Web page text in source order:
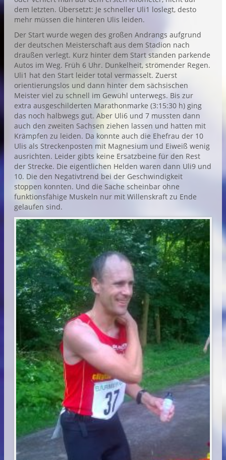
dem letzten. Übersetzt: Je schneller Uli1 loslegt, desto
mehr müssen die hinteren Ulis leiden.
Der Start wurde wegen des großen Andrangs aufgrund
der deutschen Meisterschaft aus dem Stadion nach
draußen verlegt. Kurz hinter dem Start standen parkende
Autos im Weg. Früh 6 Uhr. Dunkelheit, strömender Regen.
Uli1 hat den Start leider total vermasselt. Zuerst
orientierungslos und dann hinter dem sächsischen
Meister viel zu schnell im Gewühl unterwegs. Bis zur
extra ausgeschilderten Marathonmarke (3:15:30 h) ging
das noch halbwegs gut. Aber Uli6 und 7 mussten dann
auch den zweiten Sachsen ziehen lassen und hatten mit
Krämpfen zu leiden. Da konnte auch die Ehefrau der 10
Ulis als Streckenposten mit Magnesium und Eiweiß wenig
ausrichten. Leider gibts keine Ersatzbeine für den Rest
der Strecke. Die eigentlichen Helden waren dann Uli9 und
10. Die den Negativtrend bei der Geschwindigkeit
stoppen konnten. Und die Sache scheinbar ohne
funktionsfähige Muskeln nur mit Willenskraft zu Ende
gelaufen sind.